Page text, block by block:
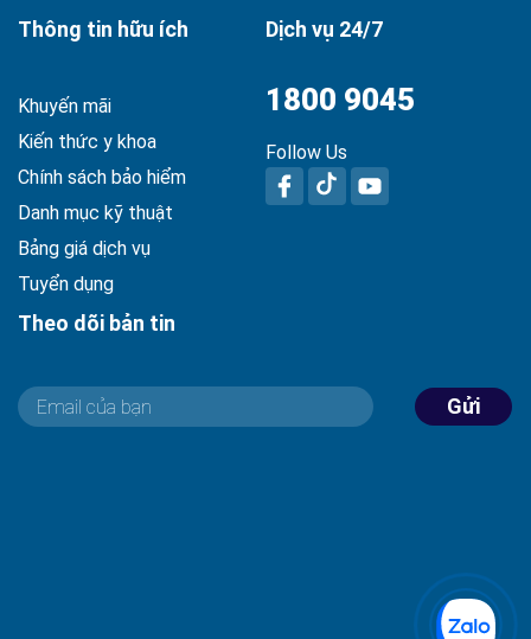
Thông tin hữu ích
Khuyến mãi
Kiến thức y khoa
Chính sách bảo hiểm
Danh mục kỹ thuật
Bảng giá dịch vụ
Tuyển dụng
Dịch vụ 24/7
1800 9045
Follow Us
Theo dõi bản tin
Gửi